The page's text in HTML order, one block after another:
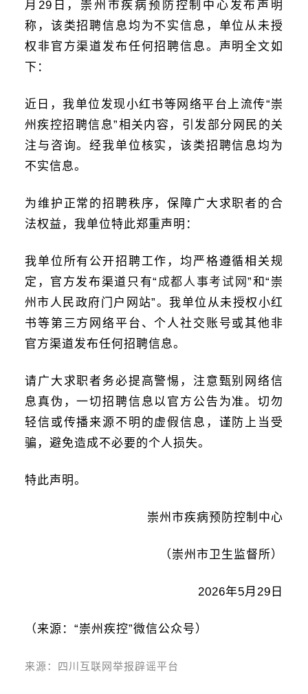
月29日，崇州市疾病预防控制中心发布声明
称，该类招聘信息均为不实信息，单位从未授
权非官方渠道发布任何招聘信息。声明全文如
下：
近日，我单位发现小红书等网络平台上流传“崇
州疾控招聘信息”相关内容，引发部分网民的关
注与咨询。经我单位核实，该类招聘信息均为
不实信息。
为维护正常的招聘秩序，保障广大求职者的合
法权益，我单位特此郑重声明：
我单位所有公开招聘工作，均严格遵循相关规
定，官方发布渠道只有“ 成都人事考试网”和“崇
州市人民政府门户网站”。我单位从未授权小红
书等第三方网络平台、个人社交账号或其他非
官方渠道发布任何招聘信息。
请广大求职者务必提高警惕，注意甄别网络信
息真伪，一切招聘信息以官方公告为准。切勿
轻信或传播来源不明的虚假信息，谨防上当受
骗，避免造成不必要的个人损失。
特此声明。
崇州市疾病预防控制中心
（崇州市卫生监督所）
2026年5月29日
（来源：“崇州疾控”微信公众号）
来源：四川互联网举报辟谣平台